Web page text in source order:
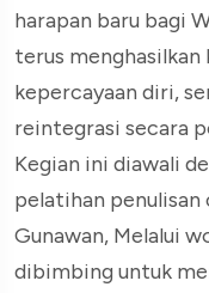
harapan baru bagi
terus menghasilkan
kepercayaan diri,
reintegrasi secara
Kegian ini diawali
pelatihan
Gunawan, Melalui
dibimbing untuk